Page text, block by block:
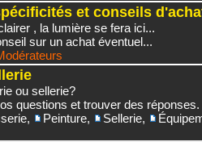
et conseils
, la lumière se fera ici...
sur un achat éventuel...
ou sellerie?
questions et trouver des réponses.
, Peinture, Sellerie,